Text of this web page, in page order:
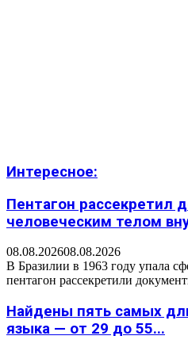
Интересное:
Пентагон рассекретил
человеческим телом
08.08.202608.08.2026
В Бразилии в 1963 году упала
пентагон рассекретили
Найдены пять самых
языка — от 29 до 55...